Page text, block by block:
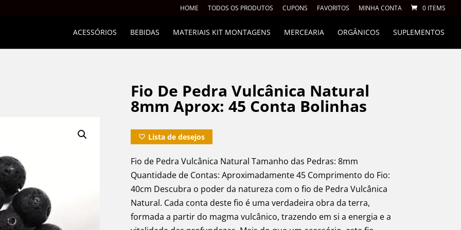
HOME TODOS OS PRODUTOS CUPONS FAVORITOS MINHA CONTA 0 ITEMS
ACESSÓRIOS BEBIDAS MATERIAIS KIT MONTAGENS MERCEARIA ORGÂNICOS SUPLEMENTOS
Fio De Pedra Vulcânica Natural
8mm Aprox: 45 Conta Bolinhas
Lista de desejos
Fio de Pedra Vulcânica Natural Tamanho das Pedras: 8mm
Quantidade de Contas: Aproximadamente 45 Comprimento do Fio:
40cm Descubra o poder da natureza com o fio de Pedra Vulcânica
Natural. Cada conta deste fio é uma verdadeira obra da terra,
formada a partir do magma vulcânico, trazendo em si a energia e a